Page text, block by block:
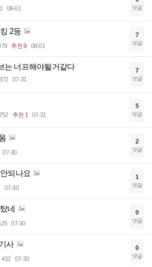
08-01 댓글
2등
추천 9 08-01
7
댓글
는 너프해야될거같다
07-31
7
댓글
추천 1 07-31
5
댓글
07-30
2
댓글
되나요
07-30
1
댓글
네
07-30
0
댓글
사
432 07-30
0
댓글